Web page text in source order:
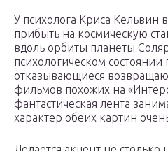
У психолога Криса Кельвин
прибыть на космическую
вдоль орбиты планеты
психологическом
отказывающиеся
фильмов похожих на
фантастическая лента
характер обеих картин